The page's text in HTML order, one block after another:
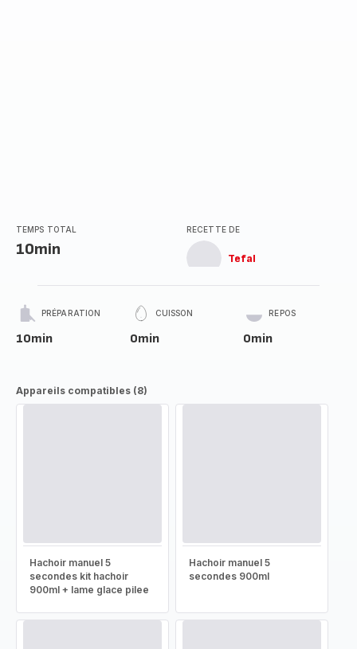
TEMPS TOTAL
10min
RECETTE DE
Tefal
PRÉPARATION
10min
CUISSON
0min
REPOS
0min
Appareils compatibles (8)
Hachoir manuel 5
secondes kit hachoir
900ml + lame glace pilee
Hachoir manuel 5
secondes 900ml